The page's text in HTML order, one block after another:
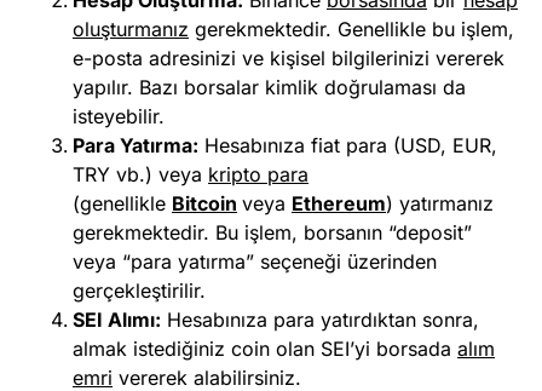
oluşturmanız gerekmektedir. Genellikle bu işlem,
e-posta adresinizi ve kişisel bilgilerinizi vererek
yapılır. Bazı borsalar kimlik doğrulaması da
isteyebilir.
Para Yatırma: Hesabınıza fiat para (USD, EUR,
TRY vb.) veya kripto para
(genellikle Bitcoin veya Ethereum) yatırmanız
gerekmektedir. Bu işlem, borsanın “deposit”
veya “para yatırma” seçeneği üzerinden
gerçekleştirilir.
SEI Alımı: Hesabınıza para yatırdıktan sonra,
almak istediğiniz coin olan SEI’yi borsada alım
emri vererek alabilirsiniz.